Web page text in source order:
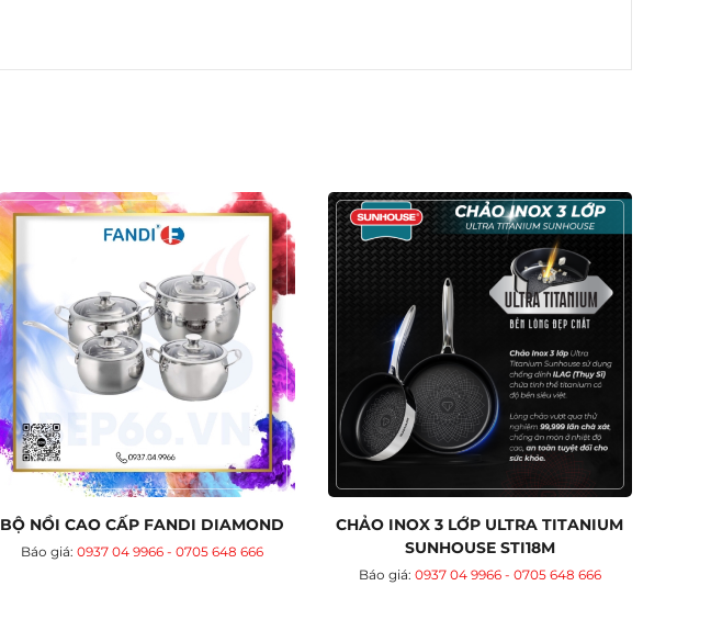
BỘ NỒI CAO CẤP FANDI DIAMOND
Báo giá:0937 04 9966 - 0705 648 666
CHẢO INOX 3 LỚP ULTRA TITANIUM
SUNHOUSE STI18M
Báo giá: 0937 04 9966 - 0705 648 666